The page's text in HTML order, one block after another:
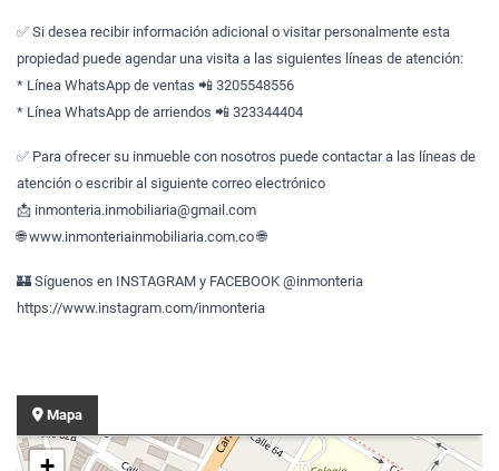
✅ Si desea recibir información adicional o visitar personalmente esta
propiedad puede agendar una visita a las siguientes líneas de atención:
* Línea WhatsApp de ventas 📲 3205548556
* Línea WhatsApp de arriendos 📲 323344404
✅ Para ofrecer su inmueble con nosotros puede contactar a las líneas de
atención o escribir al siguiente correo electrónico
📩 inmonteria.inmobiliaria@gmail.com
🌐 www.inmonteriainmobiliaria.com.co 🌐
🏰 Síguenos en INSTAGRAM y FACEBOOK @inmonteria
https://www.instagram.com/inmonteria
Mapa